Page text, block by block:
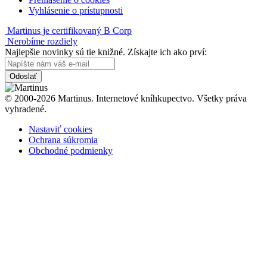
Vyhlásenie o prístupnosti
Martinus je certifikovaný B Corp
Nerobíme rozdiely
Najlepšie novinky sú tie knižné. Získajte ich ako prví:
Odoslať
© 2000-2026 Martinus. Internetové kníhkupectvo. Všetky práva
vyhradené.
Nastaviť cookies
Ochrana súkromia
Obchodné podmienky